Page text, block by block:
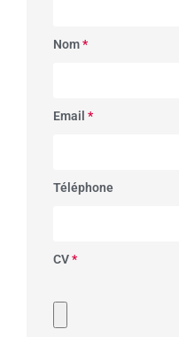
Nom*
Email *
Téléphone
CV*